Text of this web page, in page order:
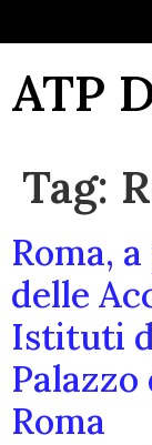
ATP
Tag:
Roma,
delle
Istituti
Palazzo
Roma